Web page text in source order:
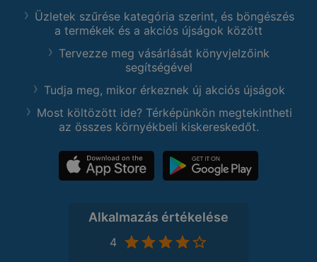
Üzletek szűrése kategória szerint, és böngészés
a termékek és a akciós újságok között
Tervezze meg vásárlását könyvjelzőink
segítségével
Tudja meg, mikor érkeznek új akciós újságok
Most költözött ide? Térképünkön megtekintheti
az összes környékbeli kiskereskedőt.
Alkalmazás értékelése
4